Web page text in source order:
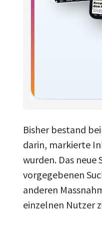
Bisher bestand
darin, markierte
wurden. Das
vorgegebenen
anderen
einzelnen Nutzer